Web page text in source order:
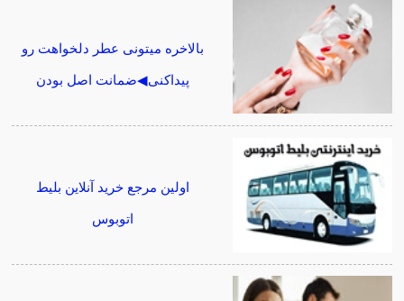
بالاخره میتونی عطر دلخواهت رو
پیداکنی◀ضمانت اصل بودن
اولین مرجع خرید آنلاین بلیط
اتوبوس